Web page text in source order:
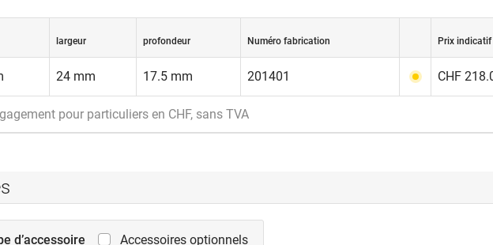
largeur profondeur Numéro fabrication Prix indicatif
24 mm 17.5 mm 201401 CHF
pour particuliers en CHF, sans TVA
d’accessoire Accessoires optionnels